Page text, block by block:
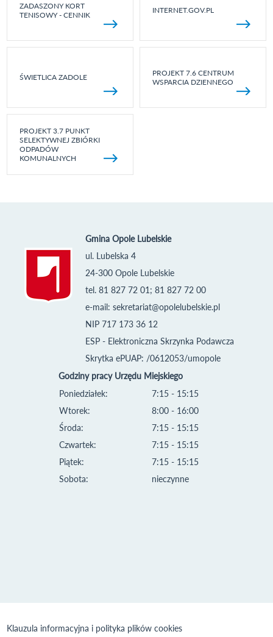
ZADASZONY KORT
TENISOWY - CENNIK
INTERNET.GOV.PL
ŚWIETLICA ZADOLE
PROJEKT 7.6 CENTRUM
WSPARCIA DZIENNEGO
PROJEKT 3.7 PUNKT
SELEKTYWNEJ ZBIÓRKI
ODPADÓW
KOMUNALNYCH
Gmina Opole Lubelskie
ul. Lubelska 4
24-300 Opole Lubelskie
tel. 81 827 72 01; 81 827 72 00
e-mail: sekretariat@opolelubelskie.pl
NIP 717 173 36 12
ESP - Elektroniczna Skrzynka Podawcza
Skrytka ePUAP: /0612053/umopole
Godziny pracy Urzędu Miejskiego
Poniedziałek:
Wtorek:
Środa:
Czwartek:
Piątek:
Sobota:
7:15 - 15:15
8:00 - 16:00
7:15 - 15:15
7:15 - 15:15
7:15 - 15:15
nieczynne
Klauzula informacyjna i polityka plików cookies